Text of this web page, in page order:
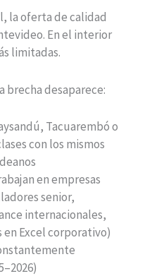
la oferta de calidad
En el interior
limitadas.
brecha desaparece:
Tacuarembó o
con los mismos
en empresas
senior,
internacionales,
Excel corporativo)